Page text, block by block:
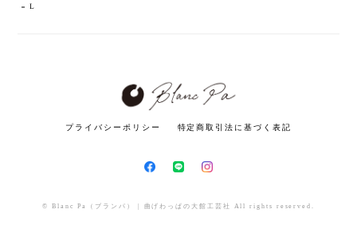
L
プライバシーポリシー 特定商取引法に基づく表記
© Blanc Pa（ブランパ） | 曲げわっぱの大館工芸社 All rights reserved.